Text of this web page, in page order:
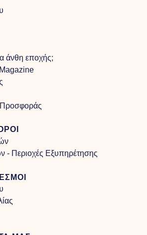
άνθη εποχής;
Προσφοράς
- Περιοχές Εξυπηρέτησης